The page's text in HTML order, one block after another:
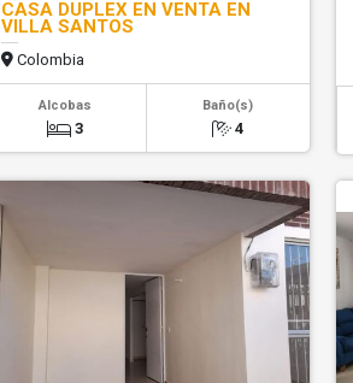
CASA DUPLEX EN VENTA EN
VILLA SANTOS
Colombia
Alcobas
3
Baño(s)
4